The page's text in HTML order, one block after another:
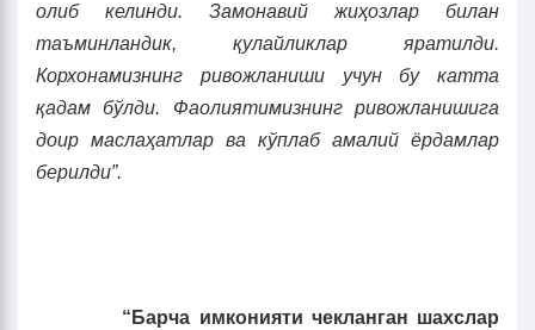
олиб келинди. Замонавий жиҳозлар билан
таъминландик, қулайликлар яратилди.
Корхонамизнинг ривожланиши
учун бу катта
қадам бўлди. Фаолиятимизнинг ривожланишига
доир маслаҳатлар ва кўплаб амалий ёрдамлар
берилди”.
“Барча имконияти чекланган шахслар